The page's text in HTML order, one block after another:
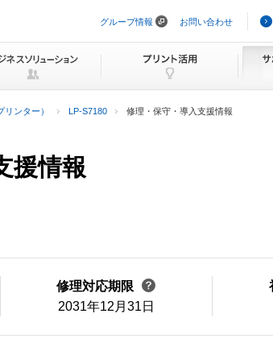
ビ
ョ
グループ情報 お問い合わせ
ンター） LP-S7180 修理・保守・導入支援情報
援情報
修理対応期限
2031年12月31日